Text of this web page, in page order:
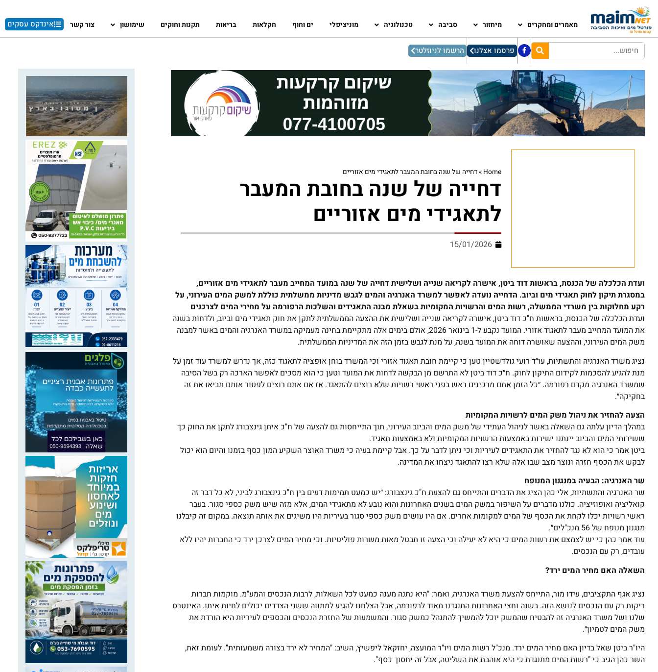
מאמרים ומחקרים מיחזור סביבה טכנולוגיה מוניציפלי ים וחוף חקלאות בריאות תקנות וחוקים שימושון צור קשר אינדקס עסקים
פרסמו אצלנו הרשמו לניוזלטר
Home
»דחייה של שנה בחובת המעבר לתאגידי מים אזוריים
דחייה של שנה בחובת המעבר
לתאגידי מים אזוריים
15/01/2026
ועדת הכלכלה של הכנסת, בראשות דוד ביטן, אישרה לקריאה שנייה ושלישית דחייה של שנה במועד המחייב מעבר לתאגידי מים אזוריים,
במסגרת תיקון לחוק תאגידי מים וביוב. הדחייה נועדה לאפשר למשרד האנרגיה והמים לגבש מדיניות ממשלתית כוללת למשק המים העירוני, על
רקע מחלוקות בין משרדי הממשלה, רשות המים והרשויות המקומיות בשאלת מבנה התאגידים והשלכות הרפורמה על מחירי המים לצרכנים
ועדת הכלכלה של הכנסת, בראשות ח"כ דוד ביטן, אישרה לקריאה שנייה ושלישית את ההצעה הממשלתית לתקן את חוק תאגידי מים וביוב, ולדחות בשנה
את המועד המחייב מעבר לתאגוד אזורי. המועד נקבע ל-1 בינואר 2026, אולם בימים אלה מתקיימת בחינה מעמיקה במשרד האנרגיה והמים באשר למבנה
משק המים העירוני, וההצעה שאושרה דוחה את המועד בשנה, על מנת לגבש בזמן הזה את המדיניות הממשלתית.
נציג משרד האנרגיה והתשתיות, עו״ד רועי גולדשטיין טען כי קיימת חובת תאגוד אזורי וכי המשרד בוחן אופציה לתאגוד כזה, אך נדרש למשרד עוד זמן על
מנת להגיע להסכמות לקידום התיקון לחוק. ח״כ דוד ביטן לא התרשם מן הבקשה לדחות את המועד וטען כי הוא מסכים לאפשר הארכה רק בשל הסיבה
שמשרד האנרגיה מקדם רפורמה. ״כל הזמן אתם מרכינים ראש בפני ראשי רשויות שלא רוצים להתאגד. אז אם אתם רוצים לפטור אותם תביאו את זה
בחקיקה״.
הצעה להחזיר את ניהול משק המים לרשויות המקומיות
במהלך הדיון עלתה גם השאלה באשר לניהול העתידי של משק המים והביוב העירוני, תוך התייחסות גם להצעה של ח"כ איתן גינצבורג לתקן את החוק כך
ששירותי המים והביוב יינתנו ישירות באמצעות הרשויות המקומיות ולא באמצעות תאגיד.
ביטן אמר כי הוא לא נגד להחזיר את התאגידים לעיריות וכי ניתן לדבר על כך. אבל קיימת בעיה כי משרד האוצר השקיע המון כסף בזמנו והיום הוא יכול
לבקש את הכסף חזרה ונוצר מצב שבו אלה שלא רצו להתאגד ניצחו את המדינה.
שר האנרגיה: הבעיה במנגנון המנופח
שר האנרגיה והתשתיות, אלי כהן הציג את הדברים והתייחס גם להצעת ח"כ גינצבורג: ״יש כמעט תמימות דעים בין ח"כ גינצבורג לביני, לא כל דבר זה
קואליציה ואופוזיציה. כולנו מדברים על השיפור במשק המים בשנים האחרונות והוא נובע לא מתאגידי המים, אלא מזה שיש משק כספי סגור. בעבר
ראשי רשויות יכלו לקחת את הכסף של המים למקומות אחרים. אם היו עושים משק כספי סגור בעיריות היו משיגים את אותה תוצאה. במקום זה קיבלנו
מנגנון מנופח של 56 מנכ"לים״.
עוד אמר כהן כי יש לצמצם את רשות המים כי היא לא יעילה וכי הצעה זו תבטל מאות משרות פוליטיות. וכי מחיר המים לצרכן ירד כי החברות יהיו ללא
עובדים, רק עם הנכסים.
השאלה האם מחיר המים ירד?
נציג אגף התקציבים, עידו מור, התייחס להצעת משרד האנרגיה, ואמר: "היא נתנה מענה כמעט לכל השאלות, לרבות הנכסים והמע"מ. מוקמות חברות
ריקות רק עם הנכסים לנושא הזה. בשנה וחצי האחרונות התנגדנו מאוד לרפורמה, אבל הצלחנו להגיע למתווה ששני הצדדים יכולים לחיות איתו. האינטרס
שלנו ושל משרד האנרגיה זה להבטיח שהמשק יוכל להמשיך להתנהל כמשק סגור. והמשמעות של החזרת הנכסים והכספים לעיריות היא הורדת את
משק המים לטמיון״.
היו"ר ביטן שאל בדיון האם מחיר המים ירד. מנכ"ל רשות המים ויו"ר המועצה, יחזקאל ליפשיץ, השיב: "המחיר לא ירד בצורה משמעותית". לעומת זאת,
השר כהן הגיב כי "רשות המים מתנגדת כי היא אוהבת את השליטה, אבל זה יחסוך כסף".